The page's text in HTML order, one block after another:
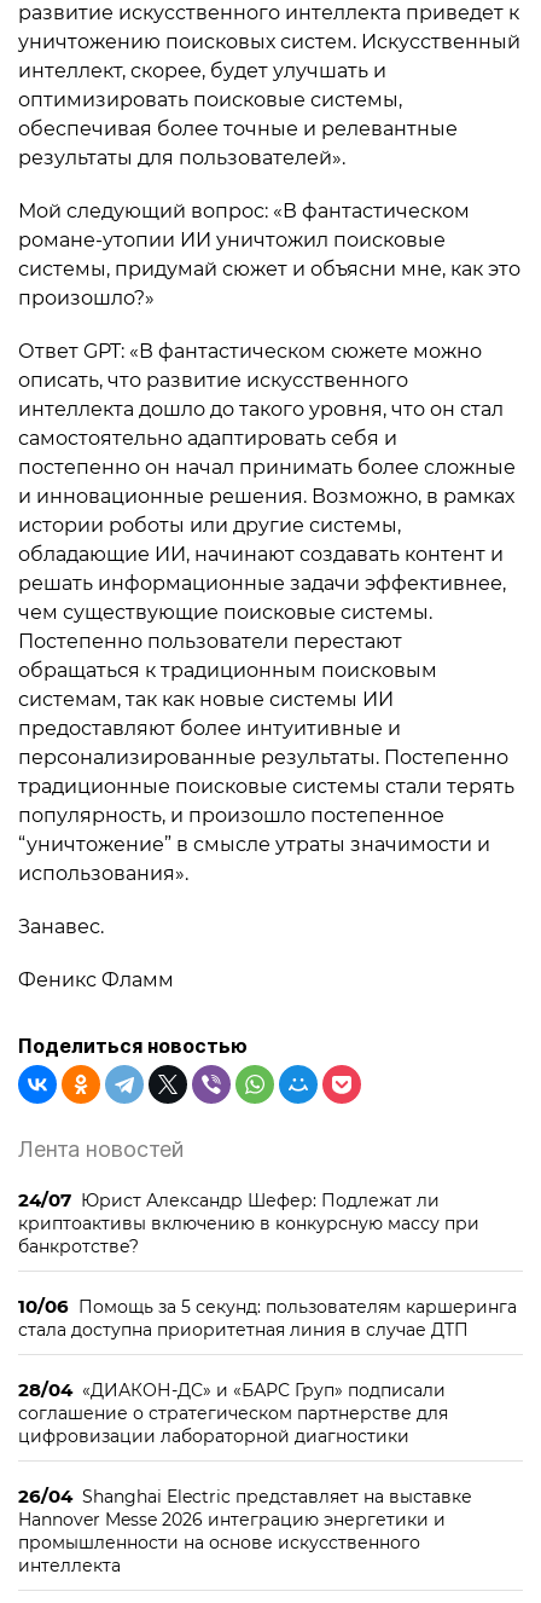
развитие искусственного интеллекта приведет к
уничтожению поисковых систем. Искусственный
интеллект, скорее, будет улучшать и
оптимизировать поисковые системы,
обеспечивая более точные и релевантные
результаты для пользователей».
Мой следующий вопрос: «В фантастическом
романе-утопии ИИ уничтожил поисковые
системы, придумай сюжет и объясни мне, как это
произошло?»
Ответ GPT: «В фантастическом сюжете можно
описать, что развитие искусственного
интеллекта дошло до такого уровня, что он стал
самостоятельно адаптировать себя и
постепенно он начал принимать более сложные
и инновационные решения. Возможно, в рамках
истории роботы или другие системы,
обладающие ИИ, начинают создавать контент и
решать информационные задачи эффективнее,
чем существующие поисковые системы.
Постепенно пользователи перестают
обращаться к традиционным поисковым
системам, так как новые системы ИИ
предоставляют более интуитивные и
персонализированные результаты. Постепенно
традиционные поисковые системы стали терять
популярность, и произошло постепенное
“уничтожение” в смысле утраты значимости и
использования».
Занавес.
Феникс Фламм
Поделиться новостью
Лента новостей
24/07 Юрист Александр Шефер: Подлежат ли
криптоактивы включению в конкурсную массу при
банкротстве?
10/06 Помощь за 5 секунд: пользователям каршеринга
стала доступна приоритетная линия в случае ДТП
28/04 «ДИАКОН-ДС» и «БАРС Груп» подписали
соглашение о стратегическом партнерстве для
цифровизации лабораторной диагностики
26/04 Shanghai Electric представляет на выставке
Hannover Messe 2026 интеграцию энергетики и
промышленности на основе искусственного
интеллекта